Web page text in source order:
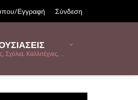
Εγγραφή Σύνδεση
Σχόλια, Καλλιτέχνες, ...